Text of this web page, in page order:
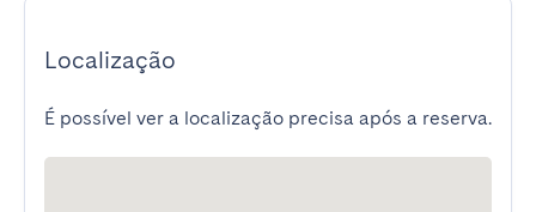
Localização
É possível ver a localização precisa após a reserva.